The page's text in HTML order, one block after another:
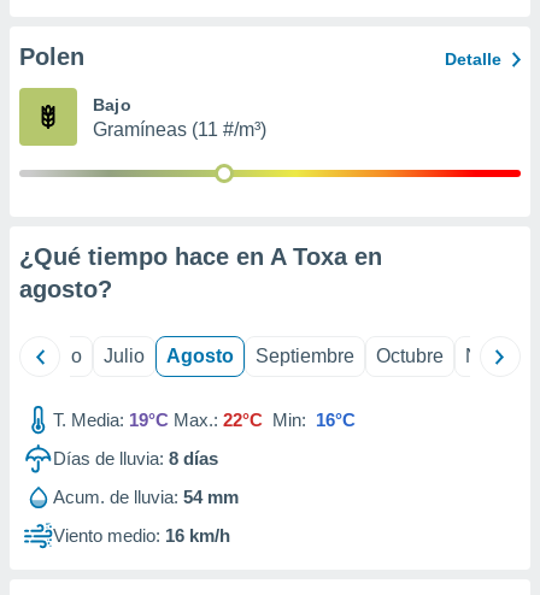
e
mediante
de
1199
Polen Detalle
Bajo
Gramíneas (11 #/m³)
¿Qué tiempo hace en A Toxa en
agosto?
Junio Julio Agosto Septiembre Octubre
T. Media: 19°C Max.: 22°C Min: 16°C
Días de lluvia: 8 días
Acum. de lluvia: 54 mm
Viento medio: 16 km/h